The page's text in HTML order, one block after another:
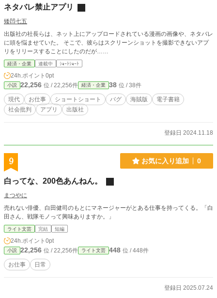
ネタバレ禁止アプリ
矮凹七五
出版社の社長らは、ネット上にアップロードされている漫画の画像や、ネタバレ
に頭を悩ませていた。 そこで、彼らはスクリーンショットを撮影できないアプ
リをリリースすることにしたのだが……
経済・企業 連載中 ｼｮｰﾄｼｮｰﾄ
24h.ポイント 0pt
小説 22,256 位 / 22,256件 経済・企業 38 位 / 38件
現代 お仕事 ショートショート バグ 海賊版
電子書籍
社会批判
アプリ 出版社
登録日 2024.11.18
9 お気に入り追加 0
白ってな、200色あんねん。
まつやに
売れない俳優、白田健司のもとにマネージャーがとある仕事を持ってくる。「白
田さん、戦隊モノって興味ありますか。」
ライト文芸 完結 短編
24h.ポイント 0pt
小説 22,256 位 / 22,256件 ライト文芸 448 位 / 448件
お仕事 日常
登録日 2025.07.24